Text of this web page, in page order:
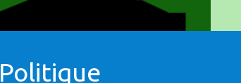
Politique